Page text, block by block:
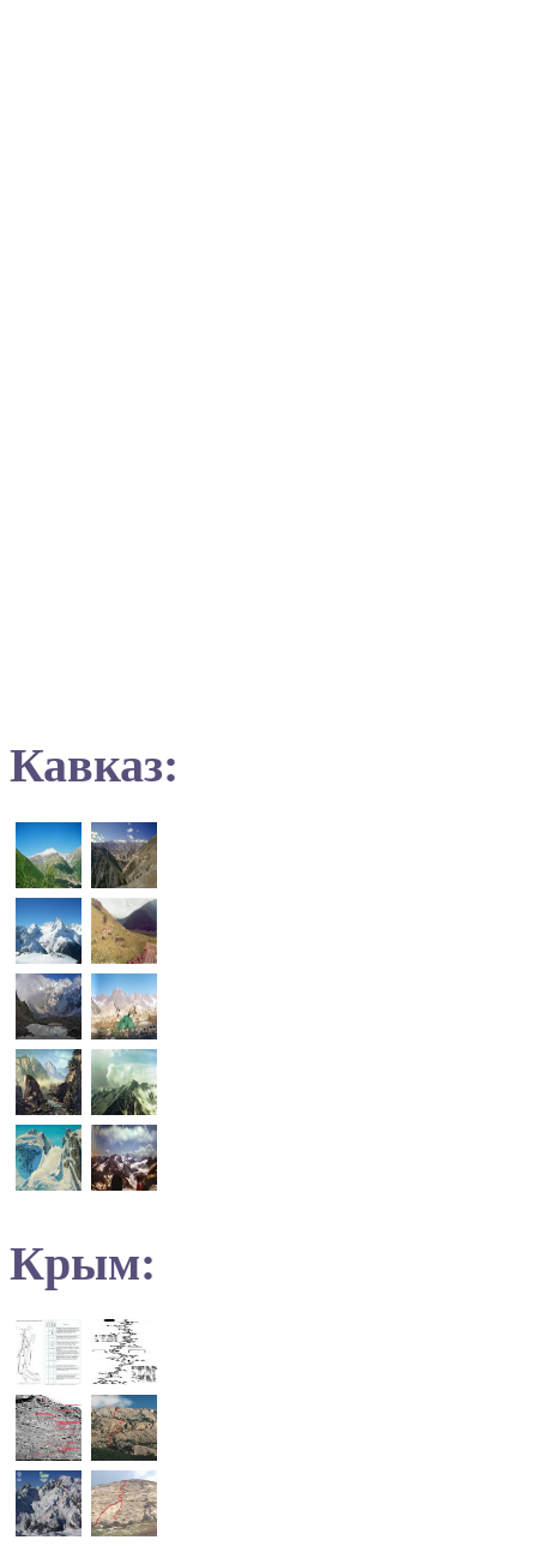
Кавказ:
Крым: